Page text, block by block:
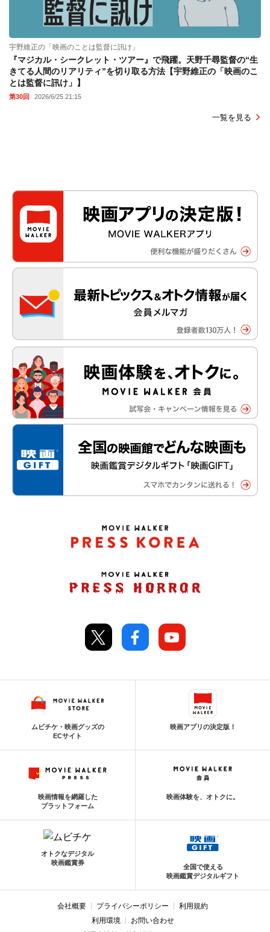
宇野維正の「映画のことは監督に訊け」
『マジカル・シークレット・ツアー』で飛躍。天野千尋監督の“生
きてる人間のリアリティ”を切り取る方法【宇野維正の「映画のこ
とは監督に訊け」】
第30回 2026/6/25 21:15
一覧を見る
ムビチケ・映画グッズの
ECサイト
映画アプリの決定版！
映画情報を網羅した
プラットフォーム
映画体験を、オトクに。
オトクなデジタル
映画鑑賞券
全国で使える
映画鑑賞デジタルギフト
会社概要 プライバシーポリシー
利用規約
利用環境
お問い合わせ